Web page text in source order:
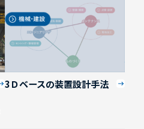
3Ｄベースの装置設計手法